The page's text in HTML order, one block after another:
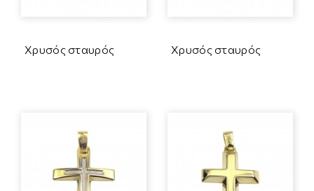
Χρυσός σταυρός Χρυσός σταυρός